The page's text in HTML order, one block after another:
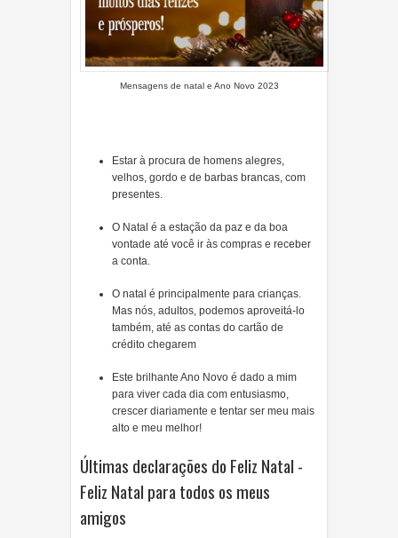
Mensagens de natal e Ano Novo 2023
Estar à procura de homens alegres,
velhos, gordo e de barbas brancas, com
presentes.
O Natal é a estação da paz e da boa
vontade até você ir às compras e receber
a conta.
O natal é principalmente para crianças.
Mas nós, adultos, podemos aproveitá-lo
também, até as contas do cartão de
crédito chegarem
Este brilhante Ano Novo é dado a mim
para viver cada dia com entusiasmo,
crescer diariamente e tentar ser meu mais
alto e meu melhor!
Últimas declarações do Feliz Natal -
Feliz Natal para todos os meus
amigos